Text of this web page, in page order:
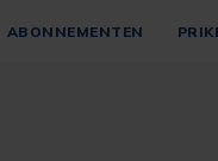
ABONNEMENTEN